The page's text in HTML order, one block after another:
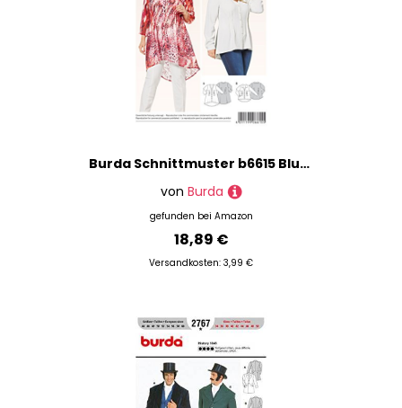
Burda Schnittmuster b6615 Bluse Papier 19 x 13 x 1 cm weiß
von Burda
gefunden bei Amazon
18,89 €
Versandkosten: 3,99 €